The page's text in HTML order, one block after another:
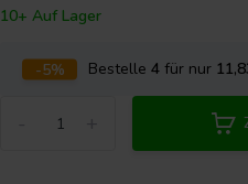
10+ Auf Lager
-5% Bestelle4 für nur